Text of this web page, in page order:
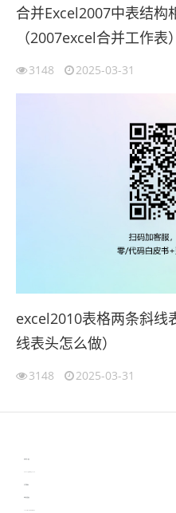
合并Excel2007中表结构
（2007excel合并工作表）
3148 2025-03-31
excel2010表格两条斜线
线表头怎么做）
3148 2025-03-31